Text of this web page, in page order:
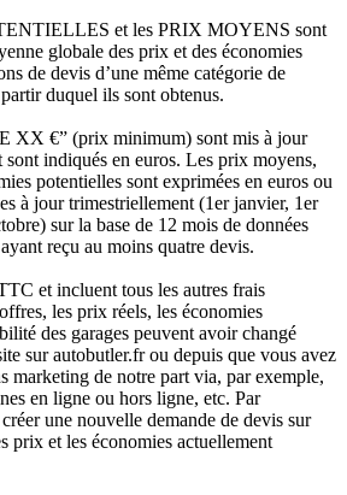
et les PRIX MOYENS sont
globale des prix et des économies
de devis d’une même catégorie de
duquel ils sont obtenus.
XX €” (prix minimum) sont mis à jour
sont indiqués en euros. Les prix moyens,
potentielles sont exprimées en euros ou
à jour trimestriellement (1er janvier, 1er
sur la base de 12 mois de données
reçu au moins quatre devis.
et incluent tous les autres frais
les prix réels, les économies
des garages peuvent avoir changé
sur autobutler.fr ou depuis que vous avez
marketing de notre part via, par exemple,
en ligne ou hors ligne, etc. Par
une nouvelle demande de devis sur
prix et les économies actuellement